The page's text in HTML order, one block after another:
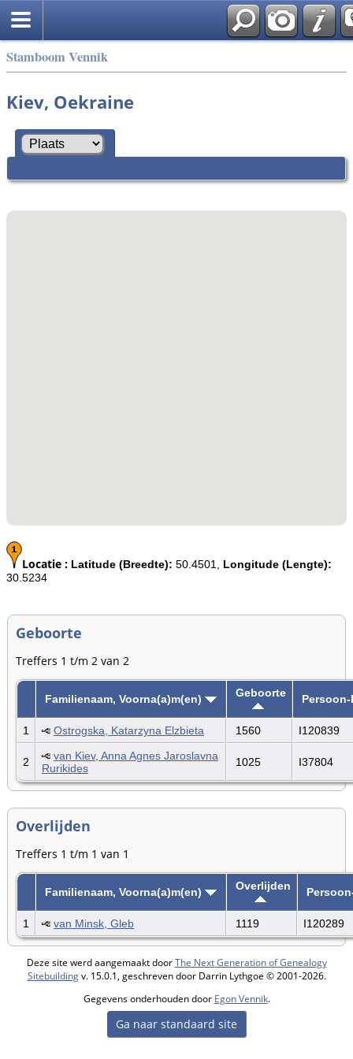
Stamboom Vennik
Kiev, Oekraine
Locatie : Latitude (Breedte): 50.4501, Longitude (Lengte):
30.5234
Geboorte
Treffers 1 t/m 2 van 2
Familienaam, Voorna(a)m(en) Geboorte Persoon-
1 Ostrogska, Katarzyna Elzbieta 1560 I120839
2
van Kiev, Anna Agnes Jaroslavna
Rurikides
1025 I37804
Overlijden
Treffers 1 t/m 1 van 1
Familienaam, Voorna(a)m(en) Overlijden
1 van Minsk, Gleb 1119 I120289
Deze site werd aangemaakt doorThe Next Generation of Genealogy
Sitebuildingv. 15.0.1, geschreven door Darrin Lythgoe © 2001-2026.
Gegevens onderhouden door Egon Vennik.
Ga naar standaard site